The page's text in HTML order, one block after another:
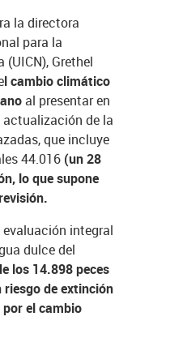
la directora
para la
(UICN), Grethel
l cambio climático
al presentar en
actualización de la
que incluye
44.016 (un 28
lo que supone
integral
dulce del
los 14.898 peces
riesgo de extinción
el cambio